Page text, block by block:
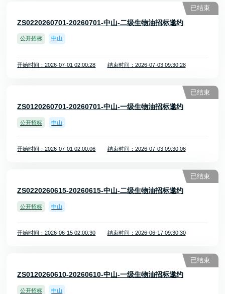
ZS0220260701-20260701-中山-二级生物油招标邀约
公开招标 中山
开始时间：2026-07-01 02:00:28 结束时间：2026-07-03 09:30:28
已结束
ZS0120260701-20260701-中山-一级生物油招标邀约
公开招标 中山
开始时间：2026-07-01 02:00:06 结束时间：2026-07-03 09:30:06
已结束
ZS0220260615-20260615-中山-二级生物油招标邀约
公开招标 中山
开始时间：2026-06-15 02:00:30 结束时间：2026-06-17 09:30:30
已结束
ZS0120260610-20260610-中山-一级生物油招标邀约
公开招标 中山
已结束